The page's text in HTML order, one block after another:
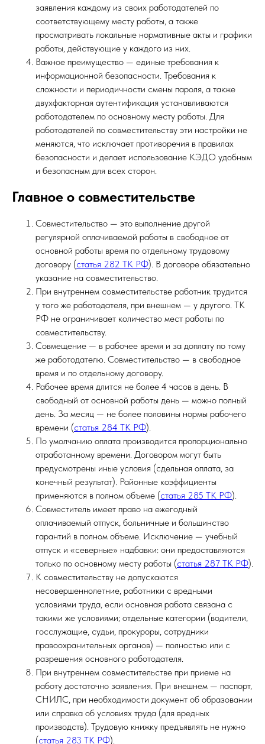
заявления каждому из своих работодателей по
соответствующему месту работы, а также
просматривать локальные нормативные акты и графики
работы, действующие у каждого из них.
Важное преимущество — единые требования к
информационной безопасности. Требования к
сложности и периодичности смены пароля, а также
двухфакторная аутентификация устанавливаются
работодателем по основному месту работы. Для
работодателей по совместительству эти настройки не
меняются, что исключает противоречия в правилах
безопасности и делает использование КЭДО удобным
и безопасным для всех сторон.
Главное о совместительстве
Совместительство — это выполнение другой
регулярной оплачиваемой работы в свободное от
основной работы время по отдельному трудовому
договору (статья 282 ТК РФ). В договоре обязательно
указание на совместительство.
При внутреннем совместительстве работник трудится
у того же работодателя, при внешнем — у другого. ТК
РФ не ограничивает количество мест работы по
совместительству.
Совмещение — в рабочее время и за доплату по тому
же работодателю. Совместительство — в свободное
время и по отдельному договору.
Рабочее время длится не более 4 часов в день. В
свободный от основной работы день — можно полный
день. За месяц — не более половины нормы рабочего
времени (статья 284 ТК РФ).
По умолчанию оплата производится пропорционально
отработанному времени. Договором могут быть
предусмотрены иные условия (сдельная оплата, за
конечный результат). Районные коэффициенты
применяются в полном объеме (статья 285 ТК РФ).
Совместитель имеет право на ежегодный
оплачиваемый отпуск, больничные и большинство
гарантий в полном объеме. Исключение — учебный
отпуск и «северные» надбавки: они предоставляются
только по основному месту работы (статья 287 ТК РФ).
К совместительству не допускаются
несовершеннолетние, работники с вредными
условиями труда, если основная работа связана с
такими же условиями; отдельные категории (водители,
госслужащие, судьи, прокуроры, сотрудники
правоохранительных органов) — полностью или с
разрешения основного работодателя.
При внутреннем совместительстве при приеме на
работу достаточно заявления. При внешнем — паспорт,
СНИЛС, при необходимости документ об образовании
или справка об условиях труда (для вредных
производств). Трудовую книжку предъявлять не нужно
(статья 283 ТК РФ).